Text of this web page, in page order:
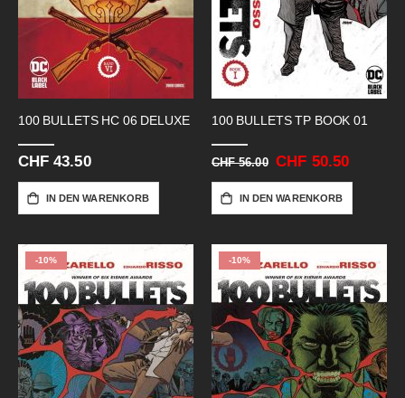
100 BULLETS HC 06 DELUXE
CHF 43.50
IN DEN WARENKORB
100 BULLETS TP BOOK 01
CHF 56.00 Sonderangebot
CHF 50.50
IN DEN WARENKORB
-10% -10%